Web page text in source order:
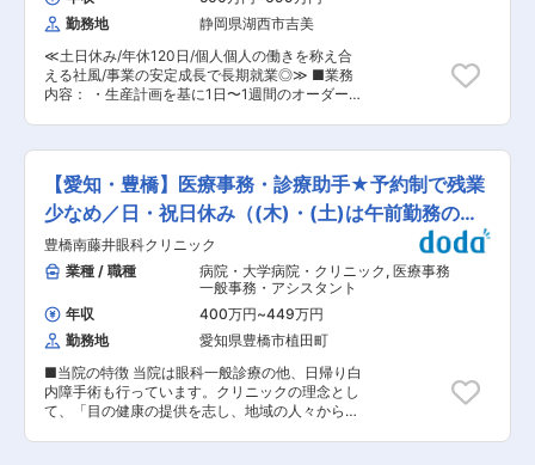
・安定した環境で長期的にキャリアを築きたい方
■東洋製罐グループについて ・創業100年超、＜
国内初＞の自動製缶設備による製缶を開始した包
装容器のリーディングカンパニーです。飲料缶シ
ェアは約35％でトップシェア、東洋製罐グループ
す。清涼飲料・洗剤等の生活用品等、身近で活躍
する包装容器を開発・販売しています。 ・新卒社
ー平均11%）と安定した経営基盤の元、福利厚生
充実、長期的に働きやすい環境が整っています。
変更の範囲：会社の定める業務
る方でも、営業と協力してお客様と向き合います
のでご安心ください。設計（技術側）の意見とし
てヒアリングしながらも「より良い品質」の提言
を期待します。 ◎スケジュール 当社はこの重要な
プランニングに半年〜1年しっかり時間をかけて
お客様の要望を形にしています ◎設計（業量） 年
間15件程度の設計をいただき、その中から10件程
にしていいるため、その双方について考え提案し
ます。当社は豊橋の気候、地形の特性を熟知して
いるのでよりよい住居の実現をお客様の求める空
間と品質とのバランスをもって提案ができます。
お客様層は40代以降の方が多いため、デザインは
和モダンの中〜高級層のものが多いことも特徴で
にて業務を行っています。 残業は月に10時間程
度です。土日に打合せを行うことも多いため、お
休みについてはご自身のスケジュールで決めてい
ただいています。 ■その他 ◇アットホームで自
由度高い プライベートでも気の合う仲間が自然に
集まるなど、アットホームで交流しやすく、業務
方についても個人に任せるなど、自由度の高い社
勤務地
静岡県湖西市吉美
≪土日休み/年休120日/個人個人の働きを称え合
える社風/事業の安定成長で長期就業◎≫ ■業務
内容： ・生産計画を基に1日〜1週間のオーダーの
全・納期を意識した現場監督業務（作業観察、異
常処置、不良が出た場合不良処置） ・社内からの
要望事項の対応 ■組織構成： 製造部は生産1課：
15人、2課：21人、3課：33人、合計：69人で構
成されており、いずれかの課または課内の班をマ
ネジメントして頂きます。真面目かつ協調性も高
い部です。 ■採用背景： 新規受注が毎年増加し
ており、今後の量産に向けた組織強化と新工場開
設にあたり体制強化をするため募集をいたしま
す。 ■今後のキャリア： 班長→係長→課長となり
ます。 その後、部長、工場長といったキャリアス
テップがあります。 ■評価制度： 成果と達成に
向けてのプロセス評価（責任性、積極性、協調
性、規律性、他）の両軸です。また個人、所属
長、部門長、部門間の4段階で行い、公平な評価
を実現しています。 ■特徴・魅力： ・自動車業
【愛知・豊橋】医療事務・診療助手★予約制で残業
少なめ／日・祝日休み（(木)・(土)は午前勤務の
み）
豊橋南藤井眼科クリニック
業種 / 職種
病院・大学病院・クリニック , 医療事務
一般事務・アシスタント
年収
400万円~449万円
勤務地
愛知県豊橋市植田町
■当院の特徴 当院は眼科一般診療の他、日帰り白
内障手術も行っています。クリニックの理念とし
て、「目の健康の提供を志し、地域の人々からも